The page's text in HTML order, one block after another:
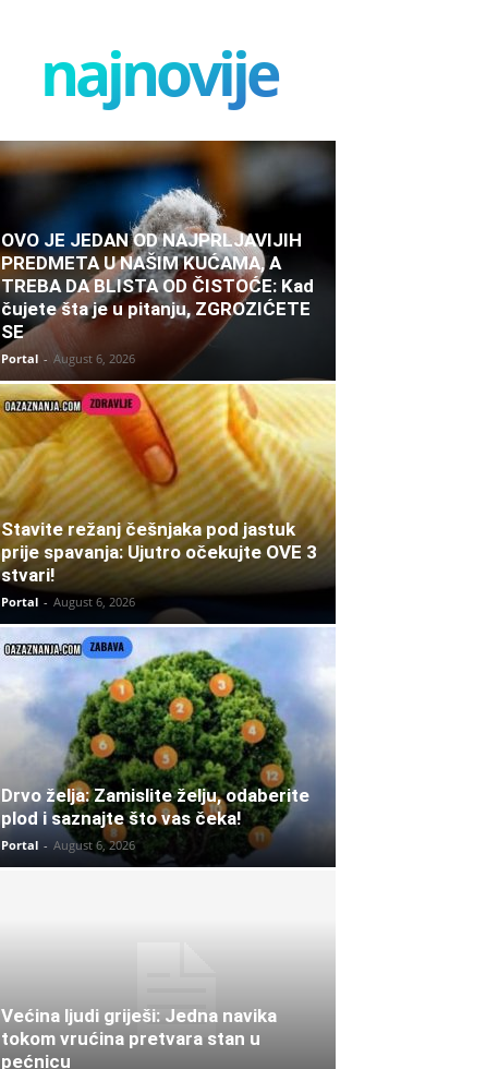
najnovije
OVO JE JEDAN OD NAJPRLJAVIJIH
PREDMETA U NAŠIM KUĆAMA, A
TREBA DA BLISTA OD ČISTOĆE: Kad
čujete šta je u pitanju, ZGROZIĆETE
SE
Portal - August 6, 2026
Stavite režanj češnjaka pod jastuk
prije spavanja: Ujutro očekujte OVE 3
stvari!
Portal - August 6, 2026
Drvo želja: Zamislite želju, odaberite
plod i saznajte što vas čeka!
Portal - August 6, 2026
Većina ljudi griješi: Jedna navika
tokom vrućina pretvara stan u
pećnicu